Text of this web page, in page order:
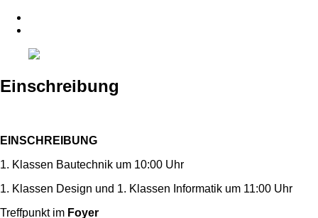
Einschreibung
EINSCHREIBUNG
1. Klassen Bautechnik um 10:00 Uhr
1. Klassen Design und 1. Klassen Informatik um 11:00 Uhr
Treffpunkt im Foyer